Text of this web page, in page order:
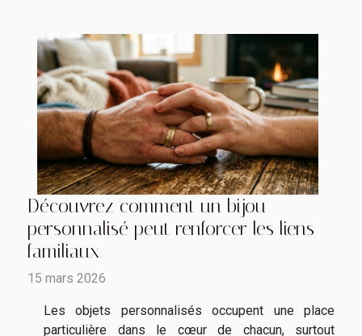
Découvrez comment un bijou
personnalisé peut renforcer les liens
familiaux
15 mars 2026
Les objets personnalisés occupent une place
particulière dans le cœur de chacun, surtout